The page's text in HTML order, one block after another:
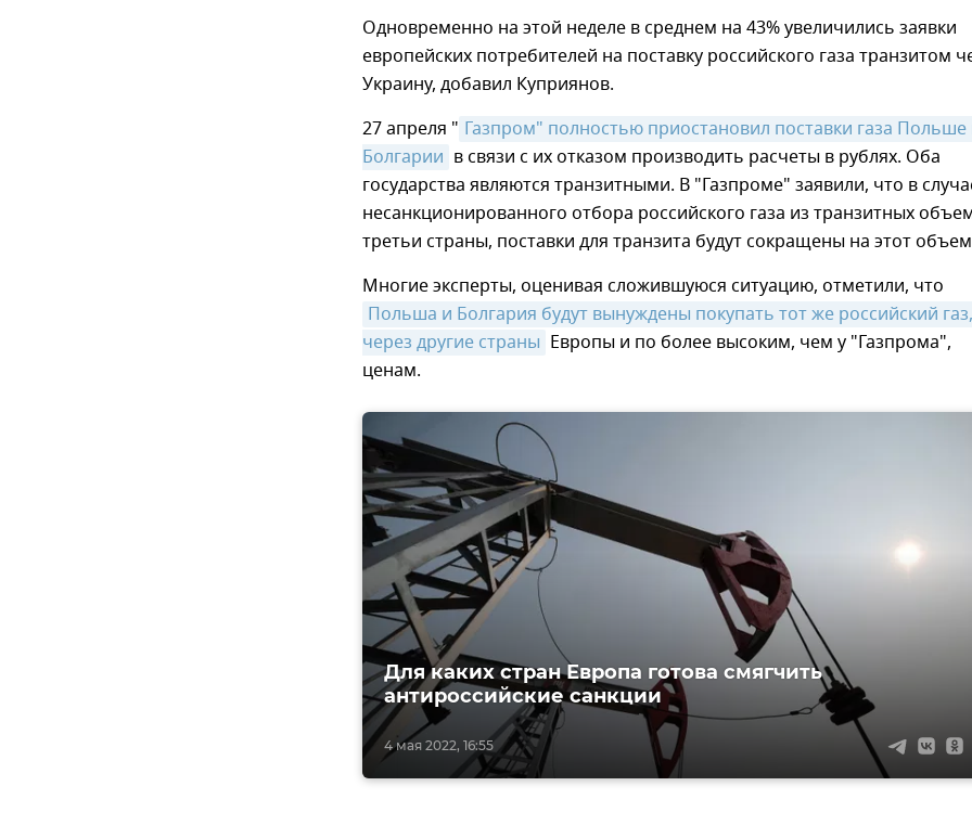
Одновременно на этой неделе в среднем на 43% увеличились заявки
европейских потребителей на поставку российского газа транзитом
Украину, добавил Куприянов.
27 апреля " Газпром" полностью приостановил поставки газа Польше
Болгарии в связи с их отказом производить расчеты в рублях. Оба
государства являются транзитными. В "Газпроме" заявили, что в
несанкционированного отбора российского газа из транзитных
третьи страны, поставки для транзита будут сокращены на этот
Многие эксперты, оценивая сложившуюся ситуацию, отметили, что
Польша и Болгария будут вынуждены покупать тот же российский
через другие страны Европы и по более высоким, чем у "Газпрома",
ценам.
4 мая 2022, 16:55
Для каких стран Европа готова смягчить
антироссийские санкции